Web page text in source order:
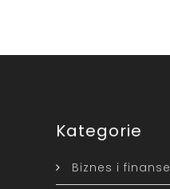
Kategorie
Biznes i finanse